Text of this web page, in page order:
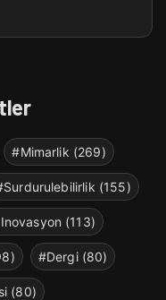
#Mimarlik (269)
(155)
(113)
#Dergi (80)
(80)